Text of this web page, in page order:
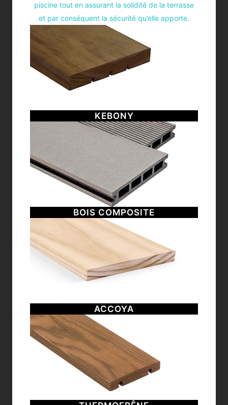
piscine tout en assurant la solidité de la terrasse
et par conséquent la sécurité qu’elle apporte.
KEBONY
BOIS COMPOSITE
ACCOYA